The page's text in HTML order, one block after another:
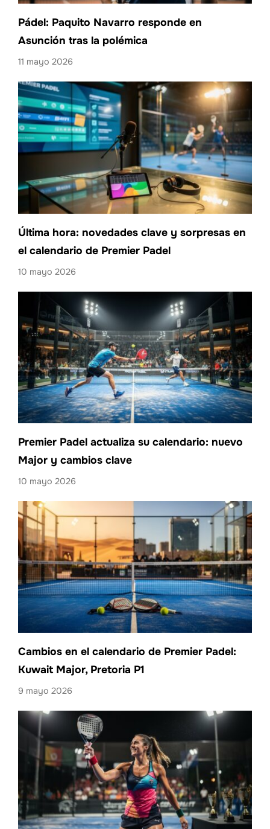
Pádel: Paquito Navarro responde en
Asunción tras la polémica
11 mayo 2026
Última hora: novedades clave y sorpresas en
el calendario de Premier Padel
10 mayo 2026
Premier Padel actualiza su calendario: nuevo
Major y cambios clave
10 mayo 2026
Cambios en el calendario de Premier Padel:
Kuwait Major, Pretoria P1
9 mayo 2026